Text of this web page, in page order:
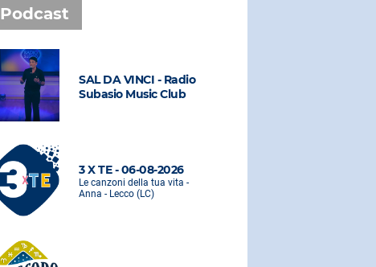
Podcast
SAL DA VINCI - Radio
Subasio Music Club
3 X TE - 06-08-2026
Le canzoni della tua vita -
Anna - Lecco (LC)